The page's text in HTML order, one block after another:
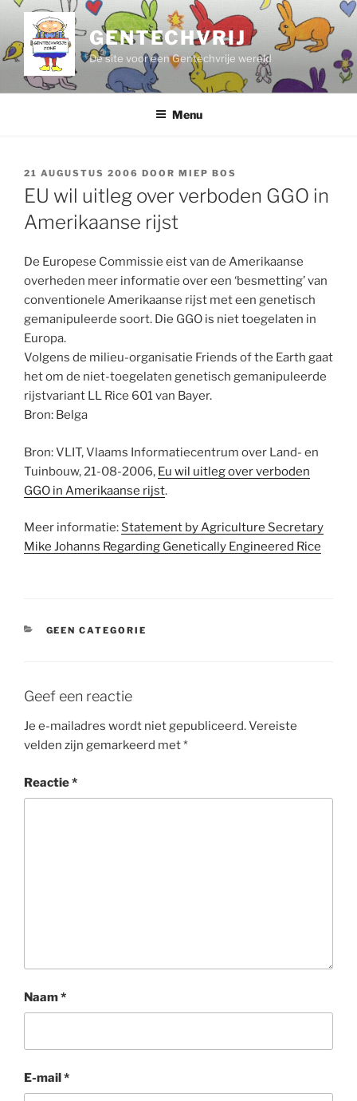
de
inhoud
GENTECHVRIJ
De site voor een Gentechvrije wereld
Menu
GEPLAATST
OP
21 AUGUSTUS 2006 DOOR MIEP BOS
EU wil uitleg over verboden GGO in
Amerikaanse rijst
De Europese Commissie eist van de Amerikaanse
overheden meer informatie over een ‘besmetting’ van
conventionele Amerikaanse rijst met een genetisch
gemanipuleerde soort. Die GGO is niet toegelaten in
Europa.
Volgens de milieu-organisatie Friends of the Earth gaat
het om de niet-toegelaten genetisch gemanipuleerde
rijstvariant LL Rice 601 van Bayer.
Bron: Belga
Bron: VLIT, Vlaams Informatiecentrum over Land- en
Tuinbouw, 21-08-2006, Eu wil uitleg over verboden
GGO in Amerikaanse rijst.
Meer informatie: Statement by Agriculture Secretary
Mike Johanns Regarding Genetically Engineered Rice
CATEGORIEËN
GEEN CATEGORIE
Geef een reactie
Je e-mailadres wordt niet gepubliceerd.Vereiste
velden zijn gemarkeerd met*
Reactie*
Naam*
E-mail*